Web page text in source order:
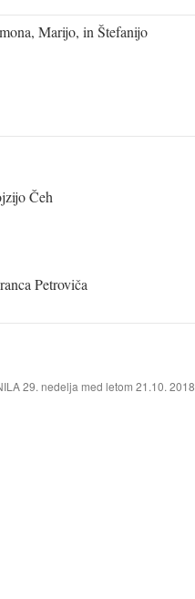
Marijo, in Štefanijo
Čeh
Petroviča
29. nedelja med letom 21.10. 2018